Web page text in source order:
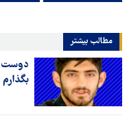
مطالب بیشتر
دوست